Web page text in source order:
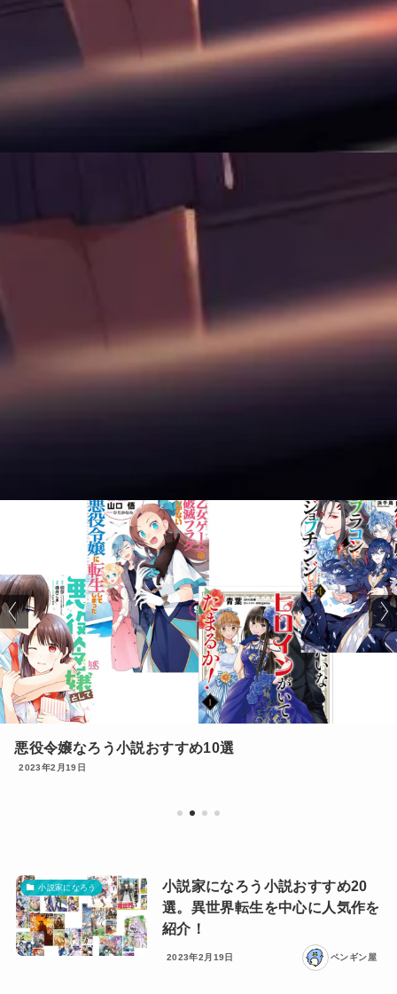
悪役令嬢なろう小説おすすめ10選
2023年2月19日
小説家になろう
小説家になろう小説おすすめ20
選。異世界転生を中心に人気作を
紹介！
2023年2月19日 ペンギン屋